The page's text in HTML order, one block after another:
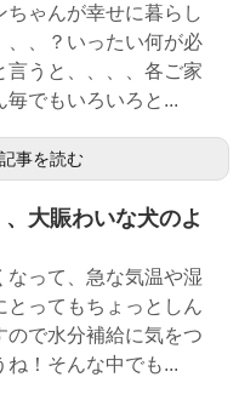
ちゃんが幸せに暮らし
、、？いったい何が必
言うと、、、、各ご家
毎でもいろいろと...
記事を読む
大賑わいな犬のよ
なって、急な気温や湿
とってもちょっとしん
ので水分補給に気をつ
ね！そんな中でも...